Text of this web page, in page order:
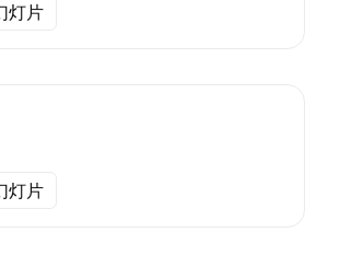
灯片
灯片